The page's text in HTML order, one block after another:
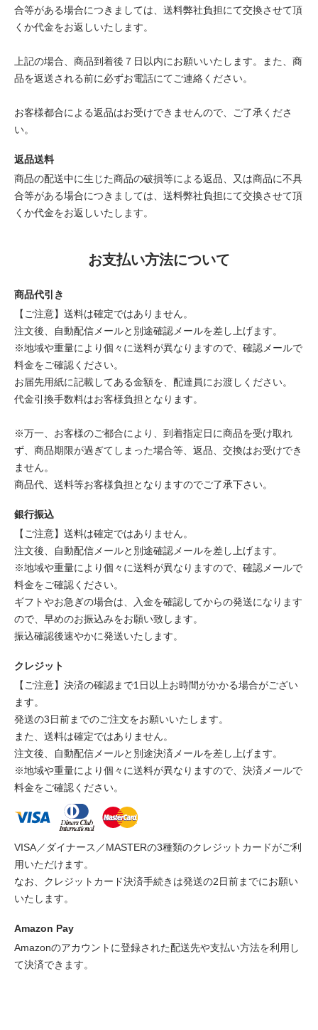
合等がある場合につきましては、送料弊社負担にて交換させて頂
くか代金をお返しいたします。
上記の場合、商品到着後７日以内にお願いいたします。また、商
品を返送される前に必ずお電話にてご連絡ください。
お客様都合による返品はお受けできませんので、ご了承くださ
い。
返品送料
商品の配送中に生じた商品の破損等による返品、又は商品に不具
合等がある場合につきましては、送料弊社負担にて交換させて頂
くか代金をお返しいたします。
お支払い方法について
商品代引き
【ご注意】送料は確定ではありません。
注文後、自動配信メールと別途確認メールを差し上げます。
※地域や重量により個々に送料が異なりますので、確認メールで
料金をご確認ください。
お届先用紙に記載してある金額を、配達員にお渡しください。
代金引換手数料はお客様負担となります。
※万一、お客様のご都合により、到着指定日に商品を受け取れ
ず、商品期限が過ぎてしまった場合等、返品、交換はお受けでき
ません。
商品代、送料等お客様負担となりますのでご了承下さい。
銀行振込
【ご注意】送料は確定ではありません。
注文後、自動配信メールと別途確認メールを差し上げます。
※地域や重量により個々に送料が異なりますので、確認メールで
料金をご確認ください。
ギフトやお急ぎの場合は、入金を確認してからの発送になります
ので、早めのお振込みをお願い致します。
振込確認後速やかに発送いたします。
クレジット
【ご注意】決済の確認まで1日以上お時間がかかる場合がござい
ます。
発送の3日前までのご注文をお願いいたします。
また、送料は確定ではありません。
注文後、自動配信メールと別途決済メールを差し上げます。
※地域や重量により個々に送料が異なりますので、決済メールで
料金をご確認ください。
VISA／ダイナース／MASTERの3種類のクレジットカードがご利
用いただけます。
なお、クレジットカード決済手続きは発送の2日前までにお願い
いたします。
Amazon Pay
Amazonのアカウントに登録された配送先や支払い方法を利用し
て決済できます。